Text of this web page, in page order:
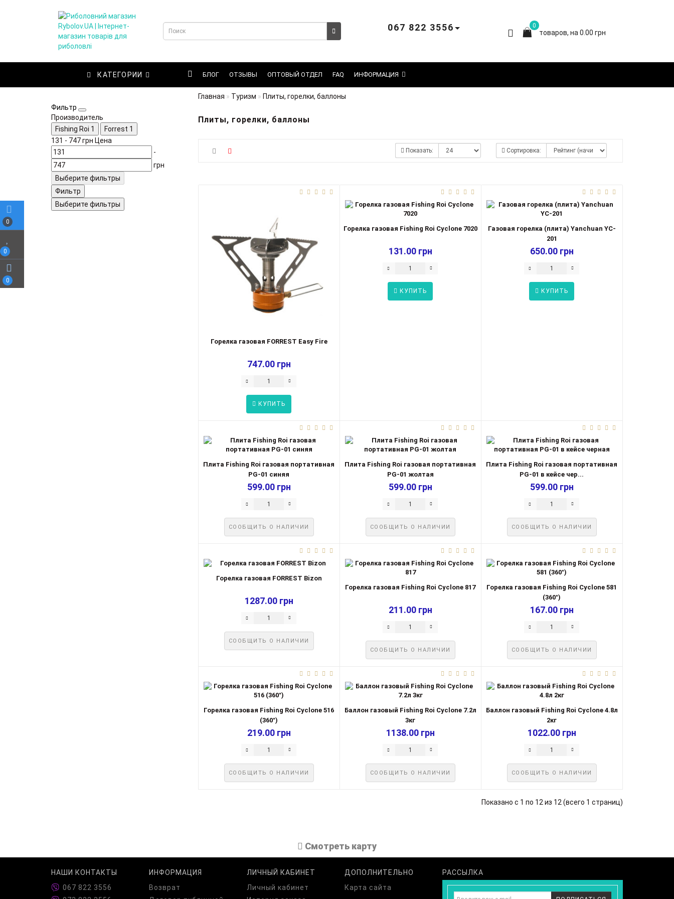
0
0
0
0
товаров, на 0.00 грн
067 822 3556
КАТЕГОРИИ БЛОГ ОТЗЫВЫ ОПТОВЫЙ ОТДЕЛ FAQ ИНФОРМАЦИЯ
Фильтр
Производитель
Fishing Roi 1 Forrest 1
131 - 747грн Цена
-
грн
Выберите фильтры
Фильтр
Выберите фильтры
Главная Туризм Плиты, горелки, баллоны
Плиты, горелки, баллоны
Сортировка:
Показать:
Горелка газовая FORREST Easy Fire
747.00 грн
КУПИТЬ
Горелка газовая Fishing Roi Cyclone 7020
131.00 грн
КУПИТЬ
Газовая горелка (плита) Yanchuan YC-
201
650.00 грн
КУПИТЬ
Плита Fishing Roi газовая портативная
PG-01 синяя
599.00 грн
СООБЩИТЬ О НАЛИЧИИ
Плита Fishing Roi газовая портативная
PG-01 жолтая
599.00 грн
СООБЩИТЬ О НАЛИЧИИ
Плита Fishing Roi газовая портативная
PG-01 в кейсе чер...
599.00 грн
СООБЩИТЬ О НАЛИЧИИ
Горелка газовая FORREST Bizon
1287.00 грн
СООБЩИТЬ О НАЛИЧИИ
Горелка газовая Fishing Roi Cyclone 817
211.00 грн
СООБЩИТЬ О НАЛИЧИИ
Горелка газовая Fishing Roi Cyclone 581
(360°)
167.00 грн
СООБЩИТЬ О НАЛИЧИИ
Горелка газовая Fishing Roi Cyclone 516
(360°)
219.00 грн
СООБЩИТЬ О НАЛИЧИИ
Баллон газовый Fishing Roi Cyclone 7.2л
3кг
1138.00 грн
СООБЩИТЬ О НАЛИЧИИ
Баллон газовый Fishing Roi Cyclone 4.8л
2кг
1022.00 грн
СООБЩИТЬ О НАЛИЧИИ
Показано с 1 по 12 из 12 (всего 1 страниц)
Cмотреть карту
НАШИ КОНТАКТЫ
067 822 3556
ИНФОРМАЦИЯ
Возврат
ЛИЧНЫЙ КАБИНЕТ
Личный кабинет
ДОПОЛНИТЕЛЬНО
Карта сайта
РАССЫЛКА